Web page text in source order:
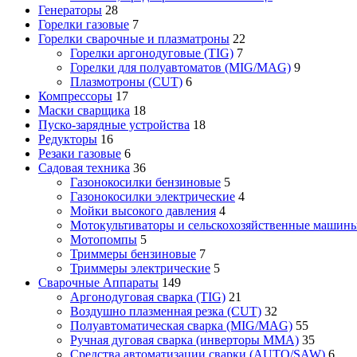
Генераторы 28
Горелки газовые 7
Горелки сварочные и плазматроны 22
Горелки аргонодуговые (TIG) 7
Горелки для полуавтоматов (MIG/MAG) 9
Плазмотроны (CUT) 6
Компрессоры 17
Маски сварщика 18
Пуско-зарядные устройства 18
Редукторы 16
Резаки газовые 6
Садовая техника 36
Газонокосилки бензиновые 5
Газонокосилки электрические 4
Мойки высокого давления 4
Мотокультиваторы и сельскохозяйственные
Мотопомпы 5
Триммеры бензиновые 7
Триммеры электрические 5
Сварочные Аппараты 149
Аргонодуговая сварка (TIG) 21
Воздушно плазменная резка (CUT) 32
Полуавтоматическая сварка (MIG/MAG) 55
Ручная дуговая сварка (инверторы MMA) 35
Средства автоматизации сварки (AUTO/SAW) 6